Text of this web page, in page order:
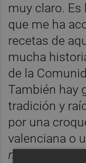
muy claro. Es
que me ha
recetas de
mucha
de la
También hay
tradición y
por una
valenciana o
negre;